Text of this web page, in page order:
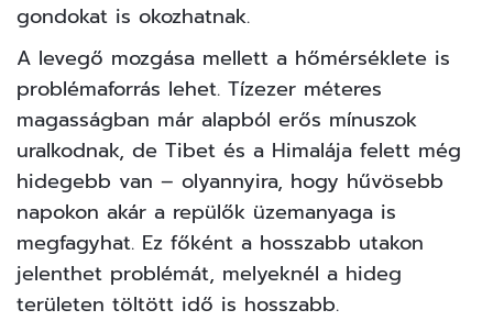
gondokat is okozhatnak.
A levegő mozgása mellett a hőmérséklete is
problémaforrás lehet. Tízezer méteres
magasságban már alapból erős mínuszok
uralkodnak, de Tibet és a Himalája felett még
hidegebb van – olyannyira, hogy hűvösebb
napokon akár a repülők üzemanyaga is
megfagyhat. Ez főként a hosszabb utakon
jelenthet problémát, melyeknél a hideg
területen töltött idő is hosszabb.